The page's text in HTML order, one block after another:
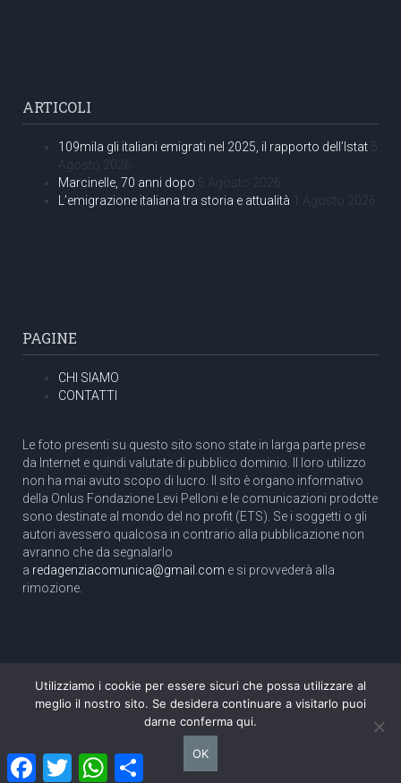
ARTICOLI
109mila gli italiani emigrati nel 2025, il rapporto dell’Istat 5
Agosto 2026
Marcinelle, 70 anni dopo 5 Agosto 2026
L’emigrazione italiana tra storia e attualità 1 Agosto 2026
PAGINE
CHI SIAMO
CONTATTI
Le foto presenti su questo sito sono state in larga parte prese
da Internet e quindi valutate di pubblico dominio. Il loro utilizzo
non ha mai avuto scopo di lucro. Il sito è organo informativo
della Onlus Fondazione Levi Pelloni e le comunicazioni prodotte
sono destinate al mondo del no profit (ETS). Se i soggetti o gli
autori avessero qualcosa in contrario alla pubblicazione non
avranno che da segnalarlo
a redagenziacomunica@gmail.com e si provvederà alla
rimozione.
Copyright 2003 com.unica - Tutti i diritti riservati
Aut. Tribunale di Roma N. 466/2003 dell'11/11/2003
Direttore responsabile: Pino Pelloni [direttore@agenziacomunica.net]
Design by Ethoslab.
FacebookTwitter WhatsAppCondividi
Utilizziamo i cookie per essere sicuri che possa utilizzare al
meglio il nostro sito. Se desidera continuare a visitarlo puoi
darne conferma qui.
OK